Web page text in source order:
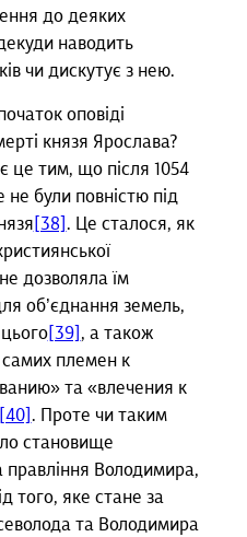
до деяких
наводить
чи дискутує з нею.
оповіді
князя Ярослава?
це тим, що після 1054
не були повністю під
[38] . Це сталося, як
дозволяла їм
об’єднання земель,
[39] , а також
самих племен к
та «влечения к
. Проте чи таким
становище
правління Володимира,
того, яке стане за
та Володимира